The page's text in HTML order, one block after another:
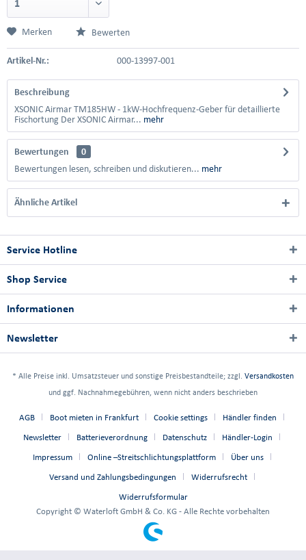
Merken Bewerten
Artikel-Nr.: 000-13997-001
Beschreibung
XSONIC Airmar TM185HW - 1kW-Hochfrequenz-Geber für detaillierte
Fischortung Der XSONIC Airmar... mehr
Bewertungen
0
Bewertungen lesen, schreiben und diskutieren... mehr
Ähnliche Artikel
Service Hotline
Shop Service
Informationen
Newsletter
* Alle Preise inkl. Umsatzsteuer und sonstige Preisbestandteile; zzgl. Versandkosten
und ggf. Nachnahmegebühren, wenn nicht anders beschrieben
AGB Boot mieten in Frankfurt Cookie settings Händler finden
Newsletter Batterieverordnung Datenschutz Händler-Login
Impressum Online –Streitschlichtungsplattform Über uns
Versand und Zahlungsbedingungen Widerrufsrecht
Widerrufsformular
Copyright © Waterloft GmbH & Co. KG - Alle Rechte vorbehalten